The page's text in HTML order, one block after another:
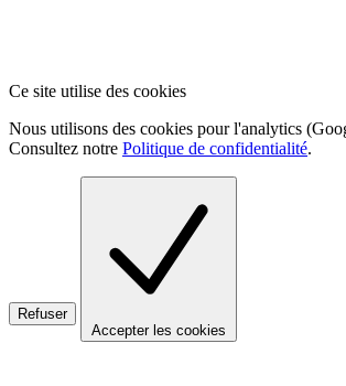
Ce site utilise des cookies
Nous utilisons des cookies pour l'analytics
Consultez notre Politique de confidentialité.
Refuser
Accepter les cookies